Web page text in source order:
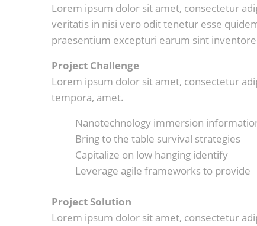
Lorem ipsum dolor sit amet, consectetur
veritatis in nisi vero odit tenetur esse
praesentium excepturi earum sint
Project Challenge
Lorem ipsum dolor sit amet, consectetur
tempora, amet.
Nanotechnology immersion
Bring to the table survival strategies
Capitalize on low hanging identify
Leverage agile frameworks to provide
Project Solution
Lorem ipsum dolor sit amet, consectetur